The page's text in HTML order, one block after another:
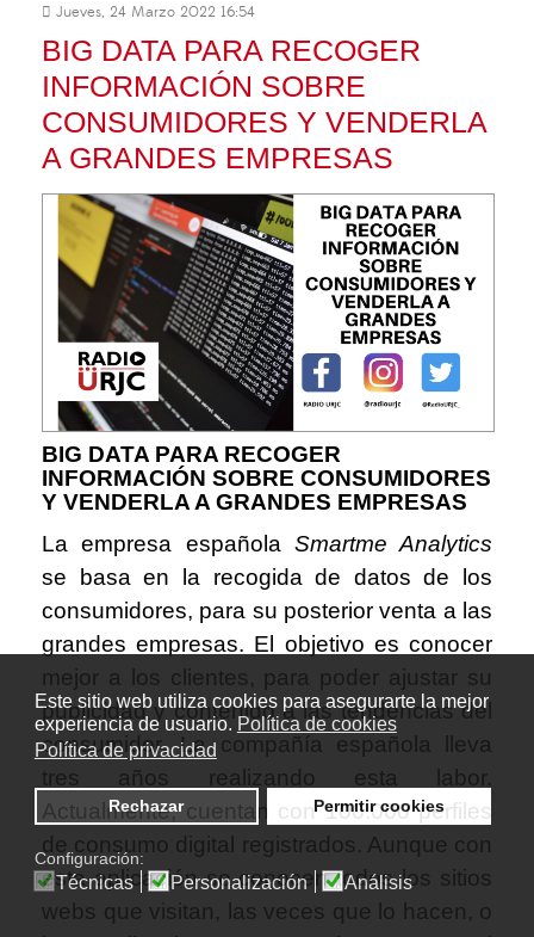
Este sitio web utiliza cookies para asegurarte la mejor
experiencia de usuario. Política de cookies
Política de privacidad
Rechazar Permitir cookies
Configuración:
Técnicas Personalización Análisis
Jueves, 24 Marzo 2022 16:54
BIG DATA PARA RECOGER
INFORMACIÓN SOBRE
CONSUMIDORES Y VENDERLA
A GRANDES EMPRESAS
BIG DATA PARA RECOGER
INFORMACIÓN SOBRE CONSUMIDORES
Y VENDERLA A GRANDES EMPRESAS
La empresa española Smartme Analytics
se basa en la recogida de datos de los
consumidores, para su posterior venta a las
grandes empresas. El objetivo es conocer
mejor a los clientes, para poder ajustar su
publicidad y contenido a las tendencias del
consumidor. La compañía española lleva
tres años realizando esta labor.
Actualmente, cuentan con 100.000 perfiles
de consumo digital registrados. Aunque con
esta aplicación se conocen todos los sitios
webs que visitan, las veces que lo hacen, o